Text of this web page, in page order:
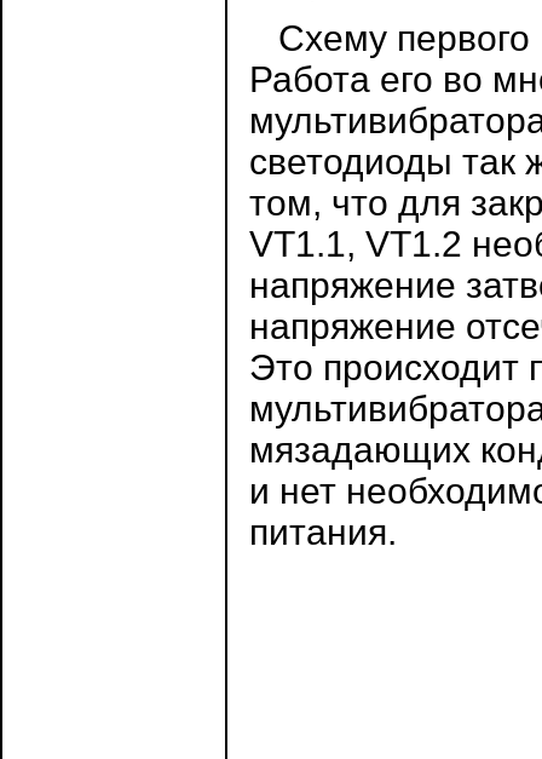
Схему первого
Работа его во
светодиоды так
том, что для
VT1.1, VT1.2
напряжение
напряжение
Это происходит
мязадающих
и нет
питания.